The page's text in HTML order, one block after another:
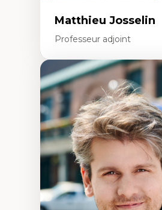
Matthieu Josselin
Professeur adjoint
Expertises
Ethnographie critique des
d’apprentissage des
Approche transdisciplinaire
compétences
interculturelles
Didactique des langues
compétence pragmatique
Andragogie
Méthodologies de